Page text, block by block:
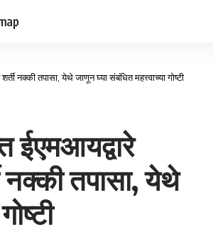
नक्की तपासा, येथे जाणून घ्या संबंधित महत्त्वाच्या गोष्टी
ईएमआयद्वारे
नक्की तपासा, येथे